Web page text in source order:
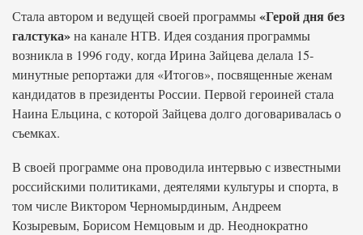
Стала автором и ведущей своей программы«Герой дня без
галстука»на канале НТВ. Идея создания программы
возникла в 1996 году, когда Ирина Зайцева делала 15-
минутные репортажи для «Итогов», посвященные женам
кандидатов в президенты России. Первой героиней стала
Наина Ельцина, с которой Зайцева долго договаривалась о
съемках.
В своей программе она проводила интервью с известными
российскими политиками, деятелями культуры и спорта, в
том числе Виктором Черномырдиным, Андреем
Козыревым, Борисом Немцовым и др. Неоднократно